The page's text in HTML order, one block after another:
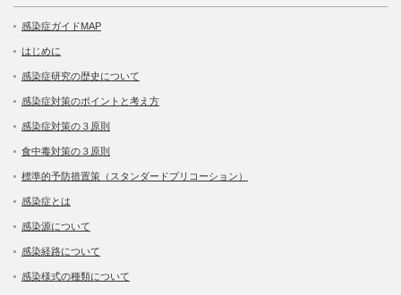
感染症ガイドMAP
はじめに
感染症研究の歴史について
感染症対策のポイントと考え方
感染症対策の３原則
食中毒対策の３原則
標準的予防措置策（スタンダードプリコーション）
感染症とは
感染源について
感染経路について
感染様式の種類について